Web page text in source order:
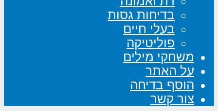
בדיחות גסות
בעלי חיים
פוליטיקה
משחקי מילים
על האתר
הוסף בדיחה
צור קשר